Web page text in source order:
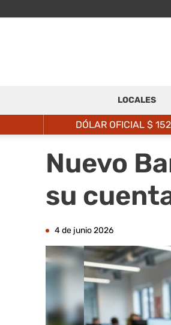
LOCALES
DÓLAR OFICIAL $
Nuevo
su
4 de junio 2026